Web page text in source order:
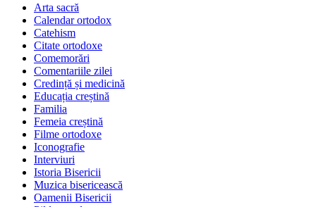
Arta sacră
Calendar ortodox
Catehism
Citate ortodoxe
Comemorări
Comentariile zilei
Credință și medicină
Educația creștină
Familia
Femeia creștină
Filme ortodoxe
Iconografie
Interviuri
Istoria Bisericii
Muzica bisericească
Oamenii Bisericii